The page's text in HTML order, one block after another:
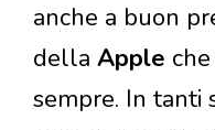
anche a buon
della Apple
sempre. In tanti